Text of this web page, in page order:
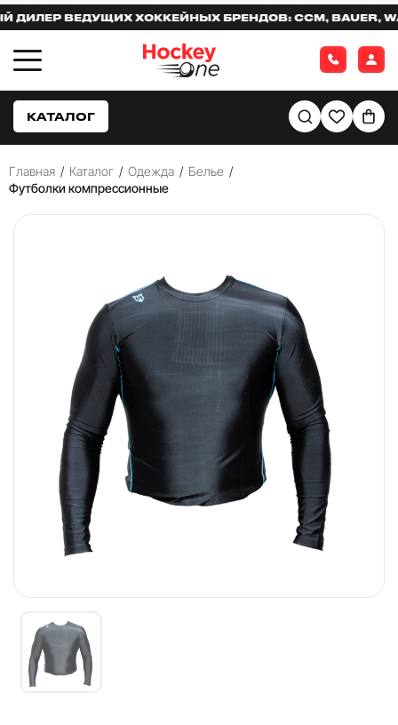
ВЕДУЩИХ ХОККЕЙНЫХ БРЕНДОВ: CCM, BAUER,
КАТАЛОГ
Главная / Каталог / Одежда / Белье /
Футболки компрессионные